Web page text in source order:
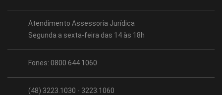
Atendimento Assessoria Jurídica
Segunda a sexta-feira das 14 às 18h
Fones: 0800 644 1060
(48) 3223.1030 - 3223.1060